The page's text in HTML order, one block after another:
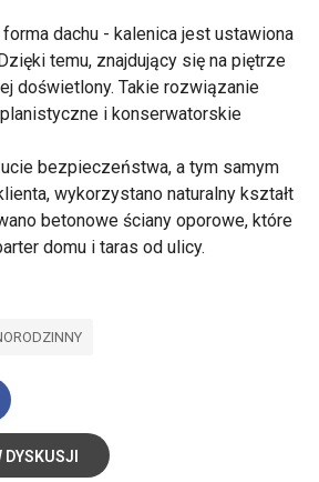
dachu - kalenica jest ustawiona
temu, znajdujący się na piętrze
doświetlony. Takie rozwiązanie
i konserwatorskie
bezpieczeństwa, a tym samym
wykorzystano naturalny kształt
betonowe ściany oporowe, które
domu i taras od ulicy.